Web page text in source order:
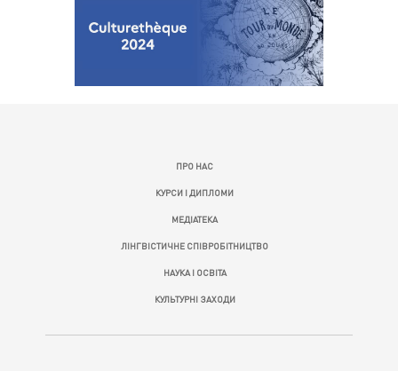
ПРО НАС
КУРСИ І ДИПЛОМИ
МЕДІАТЕКА
ЛІНГВІСТИЧНЕ СПІВРОБІТНИЦТВО
НАУКА І ОСВІТА
КУЛЬТУРНІ ЗАХОДИ